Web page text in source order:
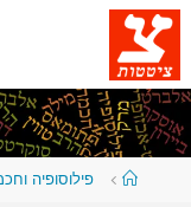
דלגו
לתוכן
עמודפילוסופיה